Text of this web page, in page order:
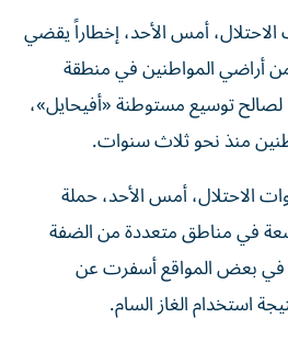
أمس الأحد، إخطاراً يقضي
على 11 دونماً من أراضي المواطنين في منطقة
توسيع مستوطنة «أفيحايل»،
منذ نحو ثلاث سنوات.
أمس الأحد، حملة
في مناطق متعددة من الضفة
في بعض المواقع أسفرت عن
استخدام الغاز السام.